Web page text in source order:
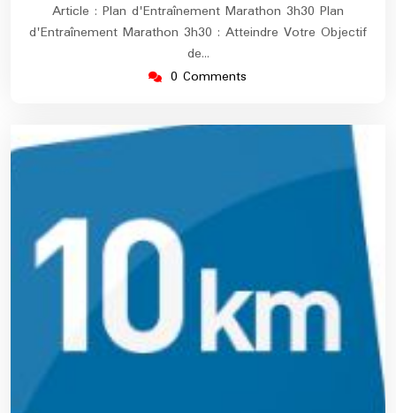
Article : Plan d'Entraînement Marathon 3h30 Plan
d'Entraînement Marathon 3h30 : Atteindre Votre Objectif
de…
0 Comments